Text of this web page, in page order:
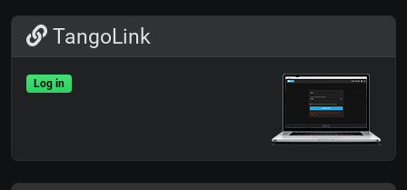
TangoLink
Log in